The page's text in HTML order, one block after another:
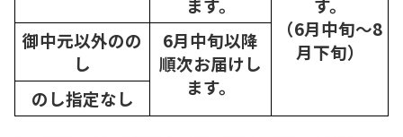
ます。
す。
（6月中旬～8
月下旬）
御中元以外のの
し
6月中旬以降
順次お届けし
ます。
のし指定なし